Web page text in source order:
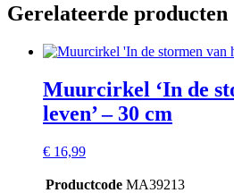
Gerelateerde producten
Muurcirkel ‘In de
leven’ – 30 cm
€ 16,99
Productcode MA39213